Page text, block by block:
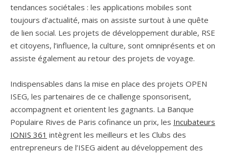
tendances sociétales : les applications mobiles sont
toujours d’actualité, mais on assiste surtout à une quête
de lien social. Les projets de développement durable, RSE
et citoyens, l’influence, la culture, sont omniprésents et on
assiste également au retour des projets de voyage.
Indispensables dans la mise en place des projets OPEN
ISEG, les partenaires de ce challenge sponsorisent,
accompagnent et orientent les gagnants. La Banque
Populaire Rives de Paris cofinance un prix, les Incubateurs
IONIS 361 intègrent les meilleurs et les Clubs des
entrepreneurs de l’ISEG aident au développement des